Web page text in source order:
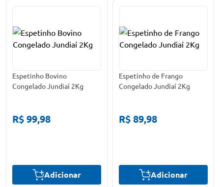
Espetinho Bovino
Congelado Jundiaí 2Kg
R$ 99,98
Adicionar
Espetinho de Frango
Congelado Jundiaí 2Kg
R$ 89,98
Adicionar